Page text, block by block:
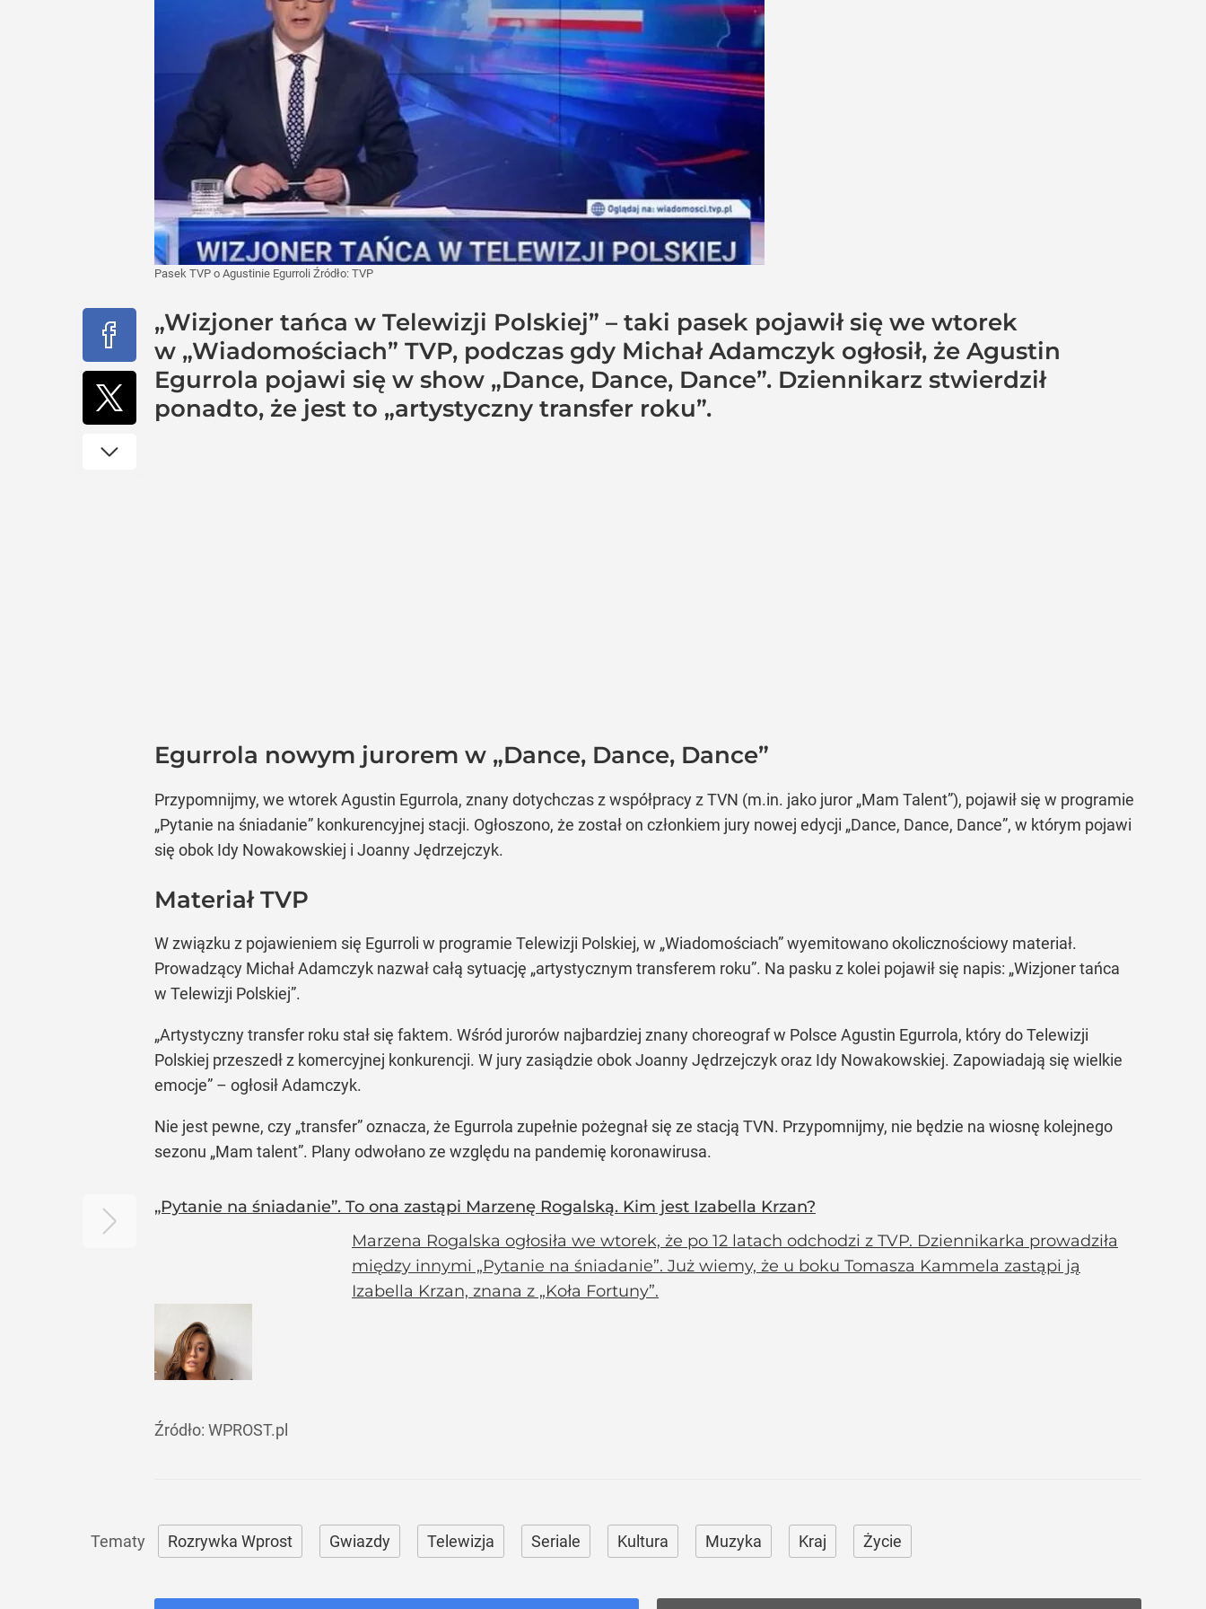
Pasek TVP o Agustinie Egurroli Źródło: TVP
„Wizjoner tańca w Telewizji Polskiej” – taki pasek pojawił się we wtorek
w „Wiadomościach” TVP, podczas gdy Michał Adamczyk ogłosił, że Agustin
Egurrola pojawi się w show „Dance, Dance, Dance”. Dziennikarz stwierdził
ponadto, że jest to „artystyczny transfer roku”.
Egurrola nowym jurorem w „Dance, Dance, Dance”
Przypomnijmy, we wtorek Agustin Egurrola, znany dotychczas z współpracy z TVN (m.in. jako juror „Mam Talent”), pojawił się w programie
„Pytanie na śniadanie” konkurencyjnej stacji. Ogłoszono, że został on członkiem jury nowej edycji „Dance, Dance, Dance”, w którym pojawi
się obok Idy Nowakowskiej i Joanny Jędrzejczyk.
Materiał TVP
W związku z pojawieniem się Egurroli w programie Telewizji Polskiej, w „Wiadomościach” wyemitowano okolicznościowy materiał.
Prowadzący Michał Adamczyk nazwał całą sytuację „artystycznym transferem roku”. Na pasku z kolei pojawił się napis: „Wizjoner tańca
w Telewizji Polskiej”.
„Artystyczny transfer roku stał się faktem. Wśród jurorów najbardziej znany choreograf w Polsce Agustin Egurrola, który do Telewizji
Polskiej przeszedł z komercyjnej konkurencji. W jury zasiądzie obok Joanny Jędrzejczyk oraz Idy Nowakowskiej. Zapowiadają się wielkie
emocje” – ogłosił Adamczyk.
Nie jest pewne, czy „transfer” oznacza, że Egurrola zupełnie pożegnał się ze stacją TVN. Przypomnijmy, nie będzie na wiosnę kolejnego
sezonu „Mam talent”. Plany odwołano ze względu na pandemię koronawirusa.
„Pytanie na śniadanie”. To ona zastąpi Marzenę Rogalską. Kim jest Izabella Krzan?
Marzena Rogalska ogłosiła we wtorek, że po 12 latach odchodzi z TVP. Dziennikarka prowadziła
między innymi „Pytanie na śniadanie”. Już wiemy, że u boku Tomasza Kammela zastąpi ją
Izabella Krzan, znana z „Koła Fortuny”.
Źródło: WPROST.pl
Rozrywka Wprost Gwiazdy Telewizja Seriale Kultura Muzyka Kraj Życie